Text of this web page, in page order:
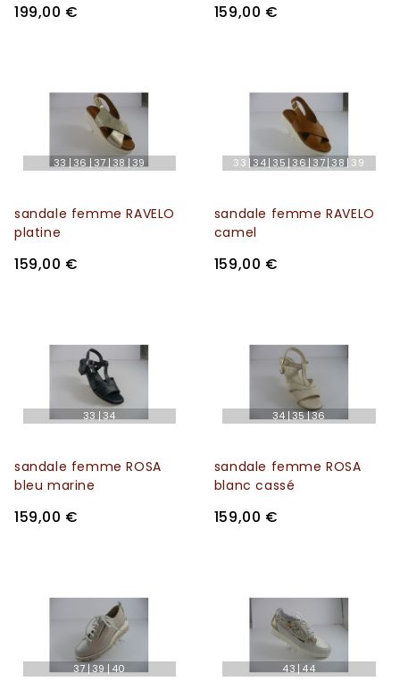
199,00 € 159,00 €
33 36 37 38 39
sandale femme RAVELO
platine
159,00 €
33 34 35 36 37 38 39
sandale femme RAVELO
camel
159,00 €
33 34
sandale femme ROSA
bleu marine
159,00 €
34 35 36
sandale femme ROSA
blanc cassé
159,00 €
37 39 40 43 44